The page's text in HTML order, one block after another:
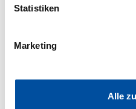
Ihr Gerät durch aktives
Erfahren Sie mehr darüber,
verarbeitet werden, und
Wir verwenden Cookies, um
Statistiken
Marketing
Alle